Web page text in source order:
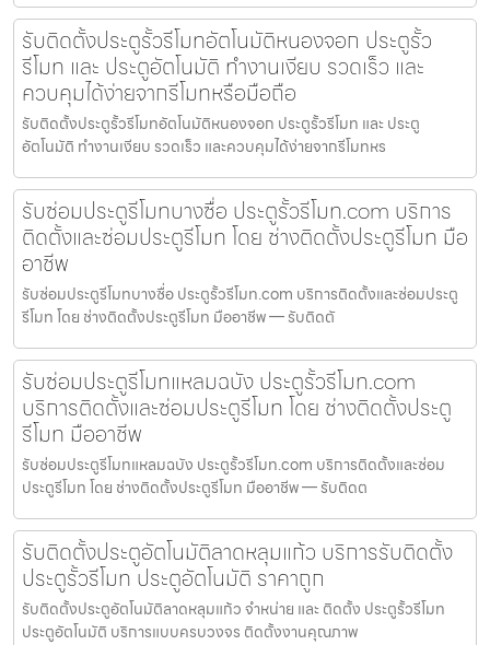
รับติดตั้งประตูรั้วรีโมทอัตโนมัติหนองจอก ประตูรั้ว
รีโมท และ ประตูอัตโนมัติ ทำงานเงียบ รวดเร็ว และ
ควบคุมได้ง่ายจากรีโมทหรือมือถือ
รับติดตั้งประตูรั้วรีโมทอัตโนมัติหนองจอก ประตูรั้วรีโมท และ ประตู
อัตโนมัติ ทำงานเงียบ รวดเร็ว และควบคุมได้ง่ายจากรีโมทหร
รับซ่อมประตูรีโมทบางซื่อ ประตูรั้วรีโมท.com บริการ
ติดตั้งและซ่อมประตูรีโมท โดย ช่างติดตั้งประตูรีโมท มือ
อาชีพ
รับซ่อมประตูรีโมทบางซื่อ ประตูรั้วรีโมท.com บริการติดตั้งและซ่อมประตู
รีโมท โดย ช่างติดตั้งประตูรีโมท มืออาชีพ — รับติดตั
รับซ่อมประตูรีโมทแหลมฉบัง ประตูรั้วรีโมท.com
บริการติดตั้งและซ่อมประตูรีโมท โดย ช่างติดตั้งประตู
รีโมท มืออาชีพ
รับซ่อมประตูรีโมทแหลมฉบัง ประตูรั้วรีโมท.com บริการติดตั้งและซ่อม
ประตูรีโมท โดย ช่างติดตั้งประตูรีโมท มืออาชีพ — รับติดต
รับติดตั้งประตูอัตโนมัติลาดหลุมแก้ว บริการรับติดตั้ง
ประตูรั้วรีโมท ประตูอัตโนมัติ ราคาถูก
รับติดตั้งประตูอัตโนมัติลาดหลุมแก้ว จำหน่าย และ ติดตั้ง ประตูรั้วรีโมท
ประตูอัตโนมัติ บริการแบบครบวงจร ติดตั้งงานคุณภาพ